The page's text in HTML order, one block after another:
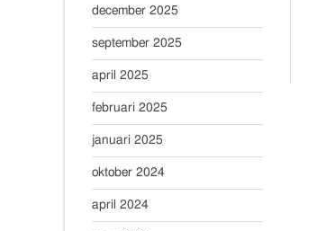
december 2025
september 2025
april 2025
februari 2025
januari 2025
oktober 2024
april 2024